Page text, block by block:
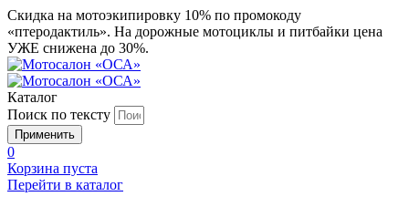
Скидка на мотоэкипировку 10% по промокоду
«птеродактиль». На дорожные мотоциклы и питбайки цена
УЖЕ снижена до 30%.
Каталог
Поиск по тексту
0
Корзина пуста
Перейти в каталог